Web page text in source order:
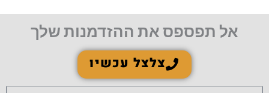
אל תפספס את ההזדמנות שלך
צלצל עכשיו